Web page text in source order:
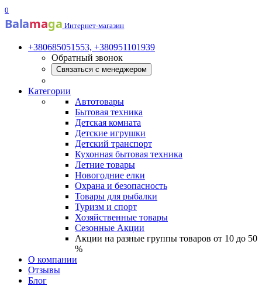
0
Balamaga Интернет-магазин
+380685051553, +380951101939
Обратный звонок
Связаться с менеджером
Категории
Автотовары
Бытовая техника
Детская комната
Детские игрушки
Детский транспорт
Кухонная бытовая техника
Летние товары
Новогодние елки
Охрана и безопасность
Товары для рыбалки
Туризм и спорт
Хозяйственные товары
Сезонные Акции
Акции на разные группы товаров от 10 до 50
%
О компании
Отзывы
Блог